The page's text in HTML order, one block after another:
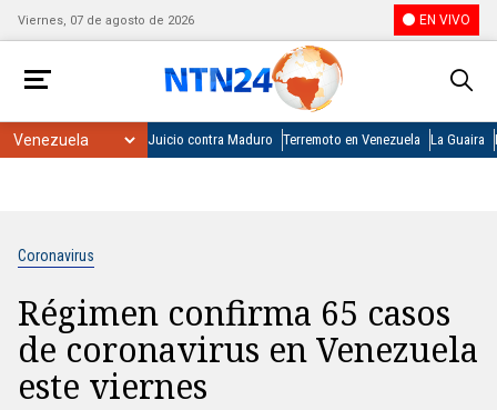
Viernes, 07 de agosto de 2026 EN VIVO
Juicio contra Maduro Terremoto en Venezuela La Guaira
Coronavirus
Régimen confirma 65 casos
de coronavirus en Venezuela
este viernes